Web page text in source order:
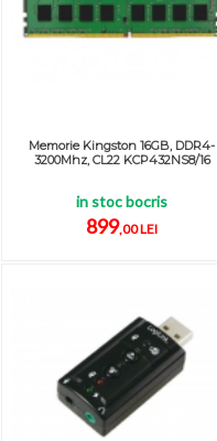
Memorie Kingston 16GB, DDR4-
3200Mhz, CL22 KCP432NS8/16
in stoc bocris
899,00 LEI